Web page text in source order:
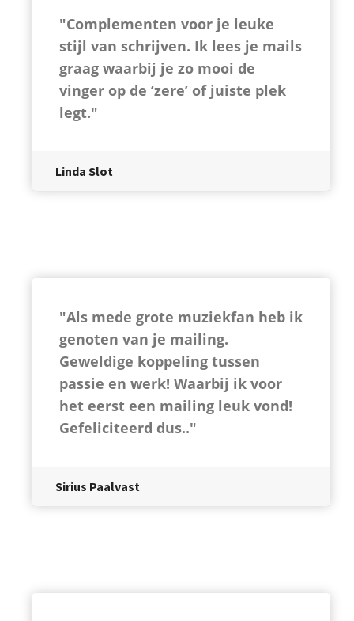
"Complementen voor je leuke
stijl van schrijven. Ik lees je mails
graag waarbij je zo mooi de
vinger op de ‘zere’ of juiste plek
legt."
Linda Slot
"Als mede grote muziekfan heb ik
genoten van je mailing.
Geweldige koppeling tussen
passie en werk! Waarbij ik voor
het eerst een mailing leuk vond!
Gefeliciteerd dus.."
Sirius Paalvast